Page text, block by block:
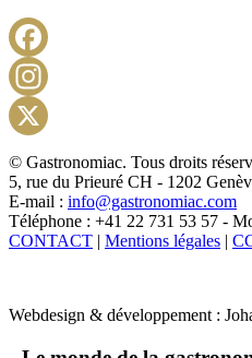
© Gastronomiac. Tous droits
5, rue du Prieuré CH - 1202
E-mail : info@gastronomiac.com
Téléphone : +41 22 731 53 57 -
CONTACT | Mentions légales |
Webdesign & développement :